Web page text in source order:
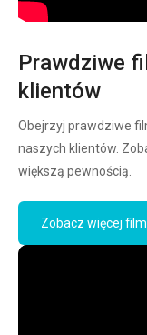
Prawdziwe
klientów
Obejrzyj prawdziwe
naszych klientów.
większą pewnością.
Zobacz więcej